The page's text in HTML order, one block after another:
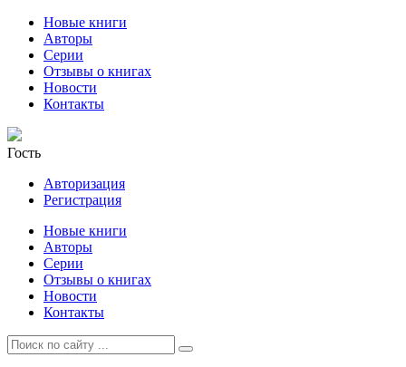
Новые книги
Авторы
Серии
Отзывы о книгах
Новости
Контакты
Гость
Авторизация
Регистрация
Новые книги
Авторы
Серии
Отзывы о книгах
Новости
Контакты